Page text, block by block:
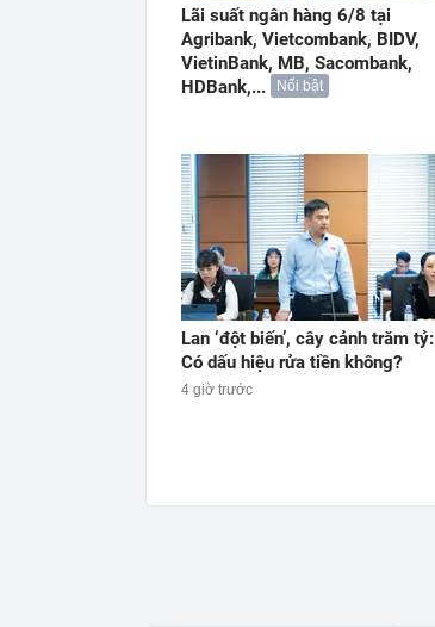
Lãi suất ngân hàng 6/8 tại
Agribank, Vietcombank, BIDV,
VietinBank, MB, Sacombank,
HDBank,...
Nổi bật
Lan ‘đột biến’, cây cảnh trăm tỷ:
Có dấu hiệu rửa tiền không?
4 giờ trước